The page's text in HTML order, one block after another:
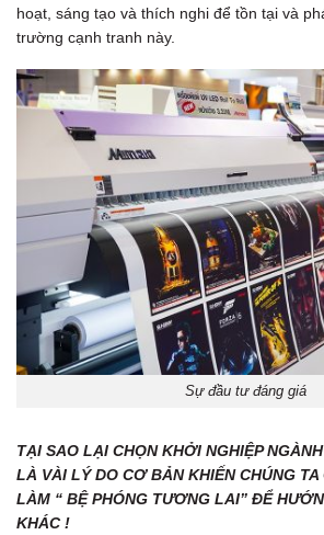
hoạt, sáng tạo và thích nghi để tồn tại và
trường cạnh tranh này.
Sự đầu tư đáng giá
TẠI SAO LẠI CHỌN KHỞI NGHIỆP
LÀ VÀI LÝ DO CƠ BẢN KHIẾN CHÚNG TA
LÀM “ BỆ PHÓNG TƯƠNG LAI” ĐỂ
KHÁC !